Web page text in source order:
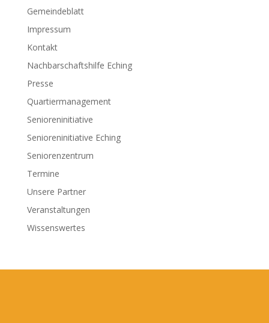
Gemeindeblatt
Impressum
Kontakt
Nachbarschaftshilfe Eching
Presse
Quartiermanagement
Senioreninitiative
Senioreninitiative Eching
Seniorenzentrum
Termine
Unsere Partner
Veranstaltungen
Wissenswertes